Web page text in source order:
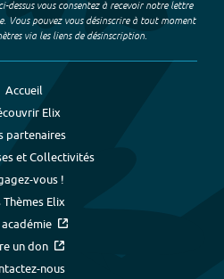
dessus vous consentez à recevoir notre lettre
Vous pouvez vous désinscrire à tout moment
via les liens de désinscription.
Accueil
Elix
partenaires
et Collectivités
vous !
Thèmes Elix
académie
un don
nous